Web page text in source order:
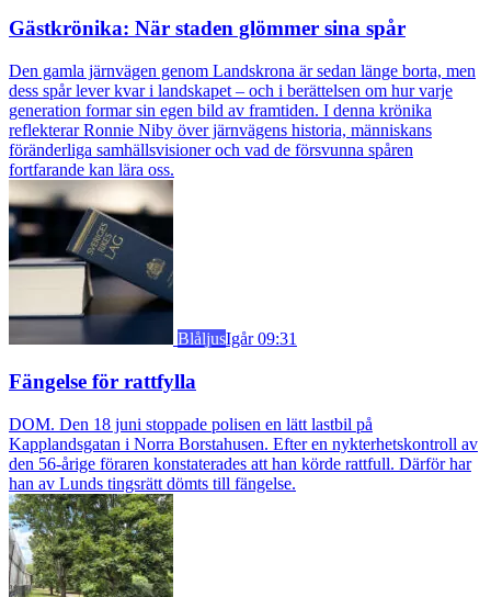
Gästkrönika: När staden glömmer sina spår
Den gamla järnvägen genom Landskrona är sedan länge borta, men
dess spår lever kvar i landskapet – och i berättelsen om hur varje
generation formar sin egen bild av framtiden. I denna krönika
reflekterar Ronnie Niby över järnvägens historia, människans
föränderliga samhällsvisioner och vad de försvunna spåren
fortfarande kan lära oss.
BlåljusIgår 09:31
Fängelse för rattfylla
DOM. Den 18 juni stoppade polisen en lätt lastbil på
Kapplandsgatan i Norra Borstahusen. Efter en nykterhetskontroll av
den 56-årige föraren konstaterades att han körde rattfull. Därför har
han av Lunds tingsrätt dömts till fängelse.